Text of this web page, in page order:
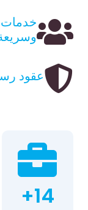
خدمات
عقود
14+